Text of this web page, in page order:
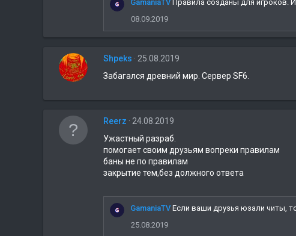
GamaniaTV Правила созданы для игроков.
08.09.2019
Shpeks
25.08.2019
Забагался древний мир. Сервер SF6.
Reerz
24.08.2019
Ужастный разраб.
помогает своим друзьям вопреки правилам
баны не по правилам
закрытие тем,без должного ответа
GamaniaTV Если ваши друзья юзали читы,
25.08.2019